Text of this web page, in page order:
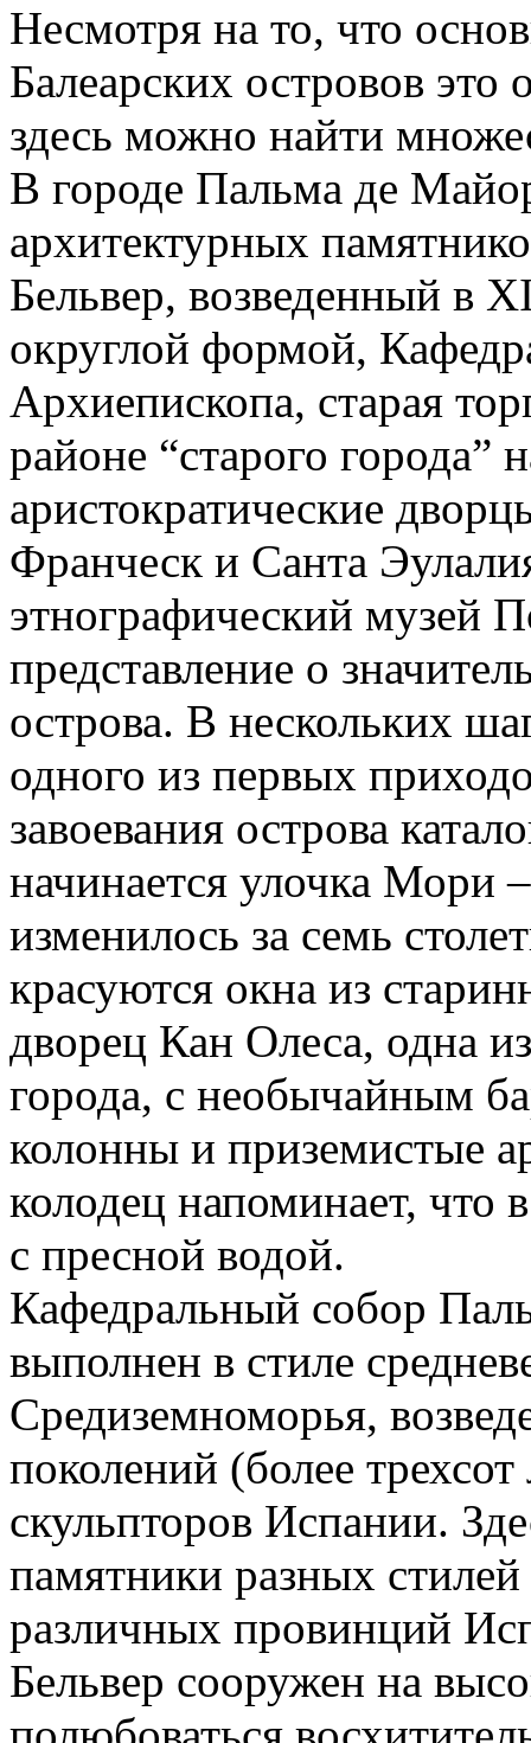
Несмотря на то, что
Балеарских островов
здесь можно найти
В городе Пальма де
архитектурных
Бельвер, возведенный в
округлой формой,
Архиепископа, старая
районе “старого города”
аристократические
Франческ и Санта
этнографический музей
представление о
острова. В нескольких
одного из первых
завоевания острова
начинается улочка Мори
изменилось за семь
красуются окна из
дворец Кан Олеса, одна
города, с необычайным
колонны и приземистые
колодец напоминает, что
с пресной водой.
Кафедральный собор
выполнен в стиле
Средиземноморья,
поколений (более
скульпторов Испании.
памятники разных
различных провинций
Бельвер сооружен на